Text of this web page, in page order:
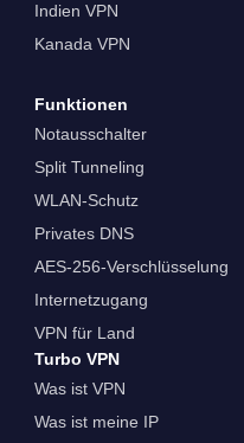
Indien VPN
Kanada VPN
Funktionen
Notausschalter
Split Tunneling
WLAN-Schutz
Privates DNS
AES-256-Verschlüsselung
Internetzugang
VPN für Land
Turbo VPN
Was ist VPN
Was ist meine IP